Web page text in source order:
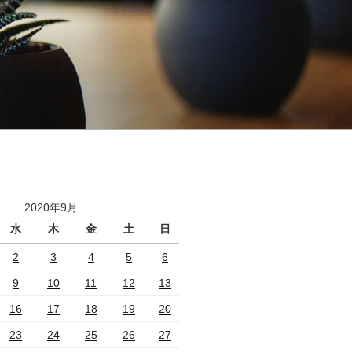
2020年9月
水
木 金 土 日
2 3 4 5 6
9 10 11 12 13
16 17 18 19 20
23 24 25 26 27